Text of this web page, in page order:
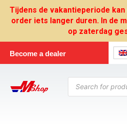
Tijdens de vakantieperiode
order iets langer duren. In de
op zaterdag
Become a dealer
Products
search